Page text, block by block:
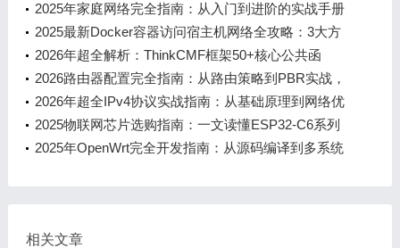
2025年家庭网络完全指南：从入门到进阶的实战手册
2025最新Docker容器访问宿主机网络全攻略：3大方
案+10个避坑技巧，新手也能秒懂
2026年超全解析：ThinkCMF框架50+核心公共函
数，新手小白也能秒懂的实用指南
2026路由器配置完全指南：从路由策略到PBR实战，
小白也能看懂的网络优化手册
2026年超全IPv4协议实战指南：从基础原理到网络优
化
2025物联网芯片选购指南：一文读懂ESP32-C6系列
的4大核心优势与10项实用技巧
2025年OpenWrt完全开发指南：从源码编译到多系统
相关文章